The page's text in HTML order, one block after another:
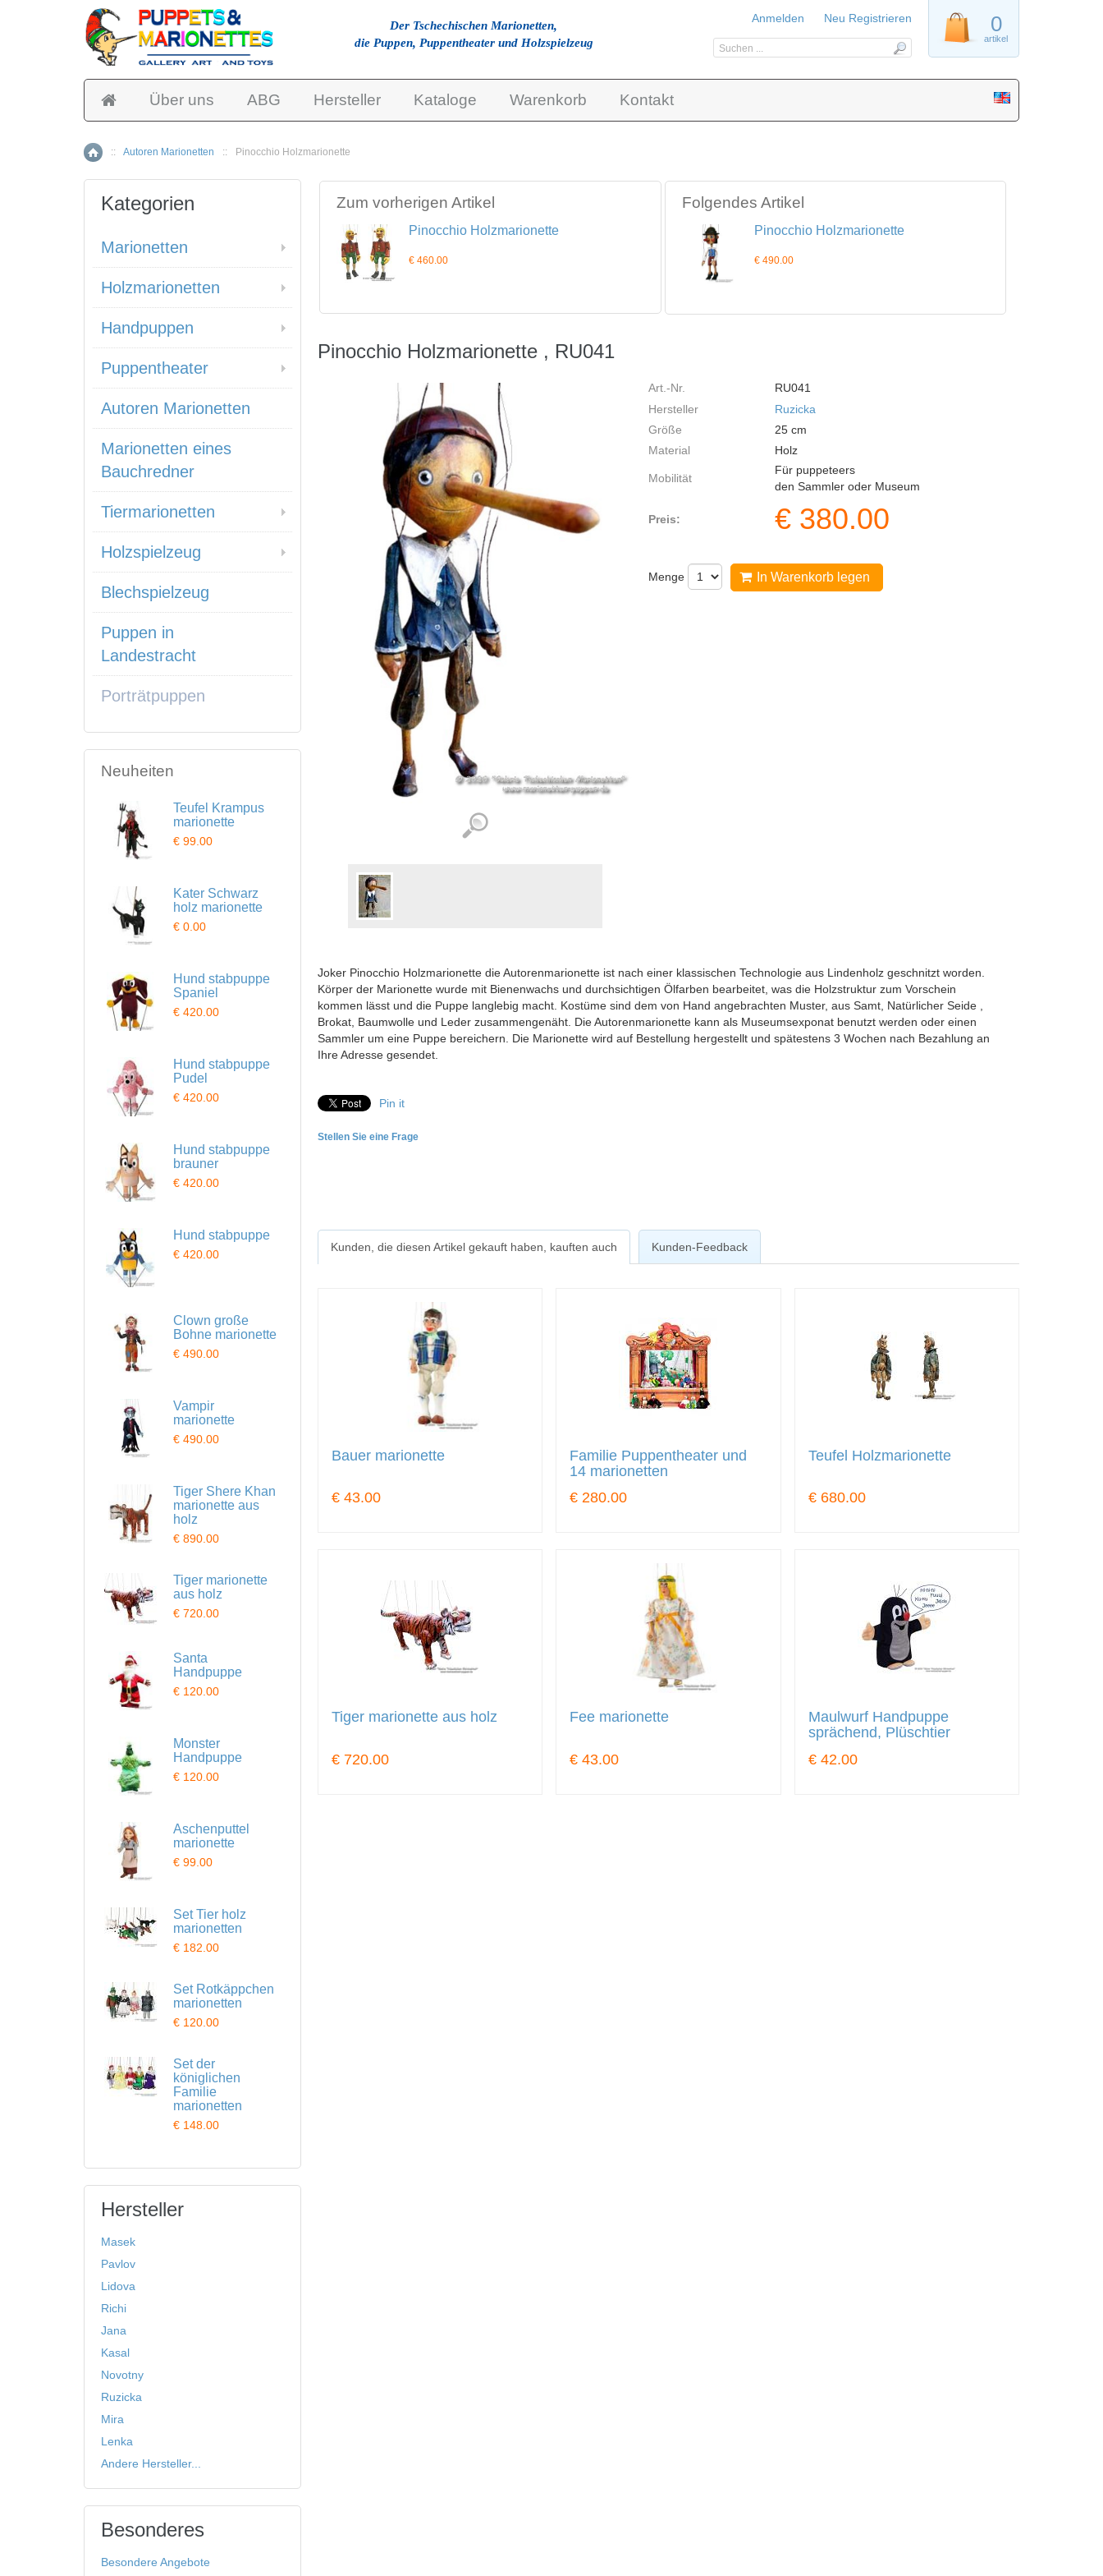
Über uns ABG Hersteller Kataloge Warenkorb Kontakt
Home
:: Autoren Marionetten :: Pinocchio Holzmarionette
Zum vorherigen Artikel
Pinocchio Holzmarionette
€ 460.00
Folgendes Artikel
Pinocchio Holzmarionette
€ 490.00
Pinocchio Holzmarionette , RU041
Art.-Nr.
RU041
Hersteller
Ruzicka
Größe
25 cm
Material
Holz
Mobilität
Für puppeteers
den Sammler oder Museum
Preis: € 380.00
Menge In Warenkorb legen
Joker Pinocchio Holzmarionette die Autorenmarionette ist nach einer klassischen Technologie aus Lindenholz geschnitzt worden.
Körper der Marionette wurde mit Bienenwachs und durchsichtigen Ölfarben bearbeitet, was die Holzstruktur zum Vorschein
kommen lässt und die Puppe langlebig macht. Kostüme sind dem von Hand angebrachten Muster, aus Samt, Natürlicher Seide ,
Brokat, Baumwolle und Leder zusammengenäht. Die Autorenmarionette kann als Museumsexponat benutzt werden oder einen
Sammler um eine Puppe bereichern. Die Marionette wird auf Bestellung hergestellt und spätestens 3 Wochen nach Bezahlung an
Ihre Adresse gesendet.
Pin it
Stellen Sie eine Frage
Kunden, die diesen Artikel gekauft haben, kauften auch Kunden-Feedback
Bauer marionette
€ 43.00
Familie Puppentheater und
14 marionetten
€ 280.00
Teufel Holzmarionette
€ 680.00
Tiger marionette aus holz
€ 720.00
Fee marionette
€ 43.00
Maulwurf Handpuppe
sprächend, Plüschtier
€ 42.00
Kategorien
Marionetten
Holzmarionetten
Handpuppen
Puppentheater
Autoren Marionetten
Marionetten eines
Bauchredner
Tiermarionetten
Holzspielzeug
Blechspielzeug
Puppen in
Landestracht
Porträtpuppen
Neuheiten
Teufel Krampus
marionette
€ 99.00
Kater Schwarz
holz marionette
€ 0.00
Hund stabpuppe
Spaniel
€ 420.00
Hund stabpuppe
Pudel
€ 420.00
Hund stabpuppe
brauner
€ 420.00
Hund stabpuppe
€ 420.00
Clown große
Bohne marionette
€ 490.00
Vampir
marionette
€ 490.00
Tiger Shere Khan
marionette aus
holz
€ 890.00
Tiger marionette
aus holz
€ 720.00
Santa
Handpuppe
€ 120.00
Monster
Handpuppe
€ 120.00
Aschenputtel
marionette
€ 99.00
Set Tier holz
marionetten
€ 182.00
Set Rotkäppchen
marionetten
€ 120.00
Set der
königlichen
Familie
marionetten
€ 148.00
Hersteller
Masek
Pavlov
Lidova
Richi
Jana
Kasal
Novotny
Ruzicka
Mira
Lenka
Andere Hersteller...
Besonderes
Besondere Angebote
Der Tschechischen Marionetten,
die Puppen, Puppentheater und Holzspielzeug
0
artikel
Anmelden Neu Registrieren